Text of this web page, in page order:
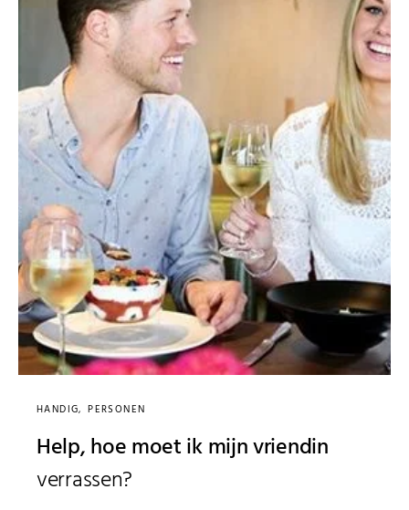
HANDIG PERSONEN
Help, hoe moet ik mijn vriendin
verrassen?